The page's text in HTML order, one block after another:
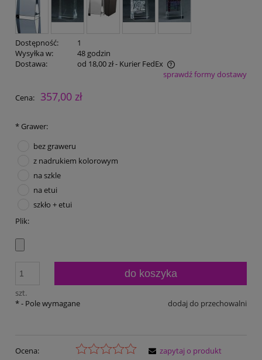
Dostępność:
1
Wysyłka w:
48 godzin
Dostawa:
od 18,00 zł- Kurier FedEx
Cena nie zawiera ewentualnych kosztów płatnościsprawdź formy dostawy
Cena: 357,00 zł
* Grawer:
bez graweru
z nadrukiem kolorowym
na szkle
na etui
szkło + etui
Plik:
szt.
do koszyka
dodaj do przechowalni
*- Pole wymagane
Ocena:
zapytaj o produkt